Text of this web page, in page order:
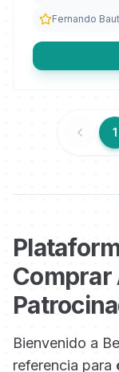
Fernando
Anterior
1
Bienvenido a
referencia para